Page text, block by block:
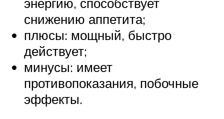
снижению аппетита;
плюсы: мощный, быстро
действует;
минусы: имеет
противопоказания, побочные
эффекты.